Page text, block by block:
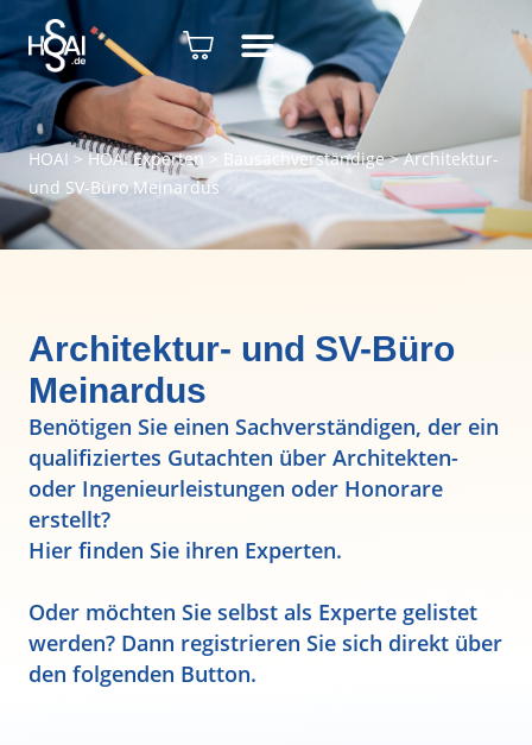
HOAI > HOAI Experten> Bausachverständige>Architektur-
und SV-Büro Meinardus
Architektur- und SV-Büro
Meinardus
Benötigen Sie einen Sachverständigen, der ein
qualifiziertes Gutachten über Architekten-
oder Ingenieurleistungen oder Honorare
erstellt?
Hier finden Sie ihren Experten.
Oder möchten Sie selbst als Experte gelistet
werden? Dann registrieren Sie sich direkt über
den folgenden Button.